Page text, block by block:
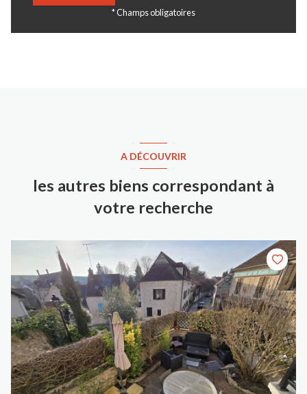
* Champs obligatoires
A DÉCOUVRIR
les autres biens correspondant à
votre recherche